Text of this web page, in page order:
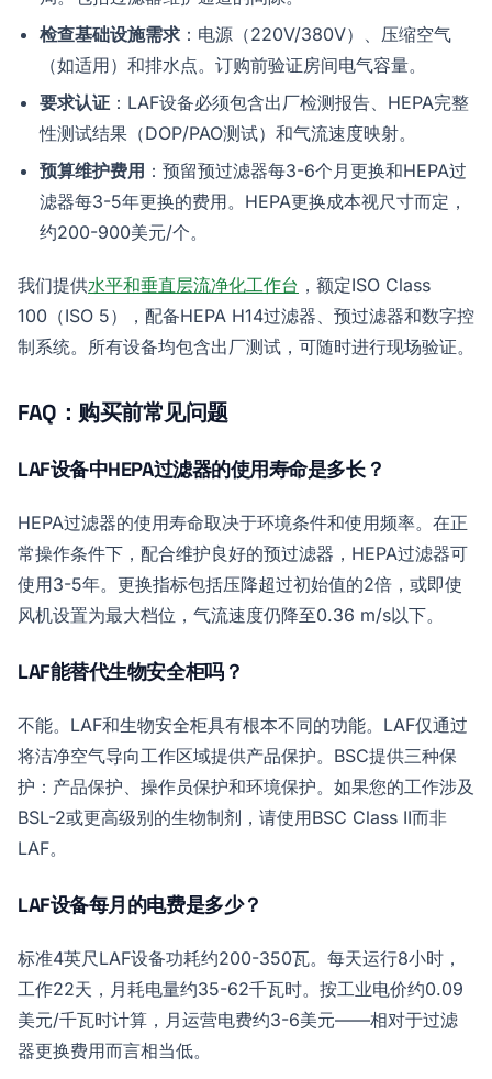
检查基础设施需求 ：电源（220V/380V）、压缩空气
（如适用）和排水点。订购前验证房间电气容量。
要求认证 ：LAF设备必须包含出厂检测报告、HEPA完整
性测试结果（DOP/PAO测试）和气流速度映射。
预算维护费用 ：预留预过滤器每3-6个月更换和HEPA过
滤器每3-5年更换的费用。HEPA更换成本视尺寸而定，
约200-900美元/个。
我们提供水平和垂直层流净化工作台 ，额定ISO Class
100（ISO 5），配备HEPA H14过滤器、预过滤器和数字控
制系统。所有设备均包含出厂测试，可随时进行现场验证。
FAQ：购买前常见问题
LAF设备中HEPA过滤器的使用寿命是多长？
HEPA过滤器的使用寿命取决于环境条件和使用频率。在正
常操作条件下，配合维护良好的预过滤器，HEPA过滤器可
使用3-5年。更换指标包括压降超过初始值的2倍，或即使
风机设置为最大档位，气流速度仍降至0.36 m/s以下。
LAF能替代生物安全柜吗？
不能。LAF和生物安全柜具有根本不同的功能。LAF仅通过
将洁净空气导向工作区域提供产品保护。BSC提供三种保
护：产品保护、操作员保护和环境保护。如果您的工作涉及
BSL-2或更高级别的生物制剂，请使用BSC Class II而非
LAF。
LAF设备每月的电费是多少？
标准4英尺LAF设备功耗约200-350瓦。每天运行8小时，
工作22天，月耗电量约35-62千瓦时。按工业电价约0.09
美元/千瓦时计算，月运营电费约3-6美元——相对于过滤
器更换费用而言相当低。